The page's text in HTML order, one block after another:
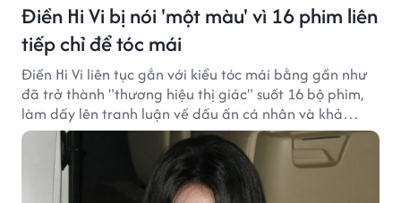
Điền Hi Vi bị nói 'một màu' vì 16 phim liên
tiếp chỉ để tóc mái
Điền Hi Vi liên tục gắn với kiểu tóc mái bằng gần như
đã trở thành "thương hiệu thị giác" suốt 16 bộ phim,
làm dấy lên tranh luận về dấu ấn cá nhân và khả
năng biến hóa trên màn ảnh.